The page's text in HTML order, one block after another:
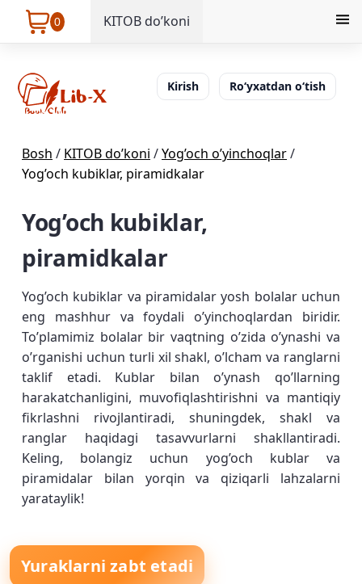
0 KITOB do’koni
Kirish Ro‘yxatdan o‘tish
Bosh / KITOB do’koni /Yog’och o’yinchoqlar/
Yog’och kubiklar, piramidkalar
Yog’och kubiklar,
piramidkalar
Yog’och kubiklar va piramidalar yosh bolalar uchun
eng mashhur va foydali o’yinchoqlardan biridir.
To’plamimiz bolalar bir vaqtning o’zida o’ynashi va
o’rganishi uchun turli xil shakl, o’lcham va ranglarni
taklif etadi. Kublar bilan o’ynash qo’llarning
harakatchanligini, muvofiqlashtirishni va mantiqiy
fikrlashni rivojlantiradi, shuningdek, shakl va
ranglar haqidagi tasavvurlarni shakllantiradi.
Keling, bolangiz uchun yog’och kublar va
piramidalar bilan yorqin va qiziqarli lahzalarni
yarataylik!
Yuraklarni zabt etadi